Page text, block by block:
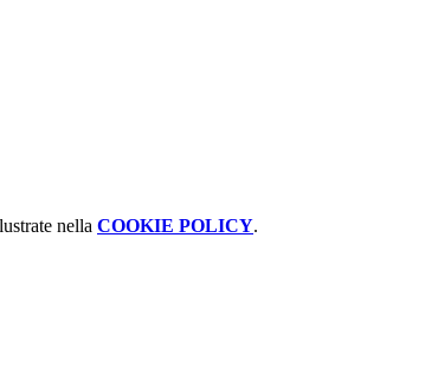
nella COOKIE POLICY.